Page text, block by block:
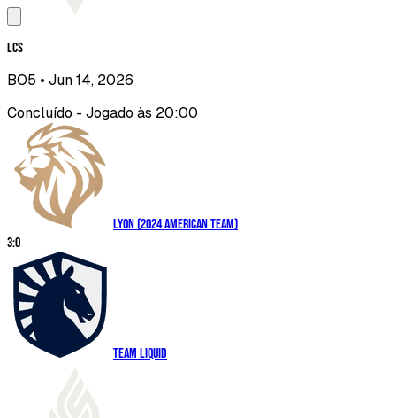
LCS
BO5 • Jun 14, 2026
Concluído - Jogado às 20:00
LYON (2024 American Team)
3:0
Team Liquid